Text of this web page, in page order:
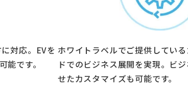
対応。EVを
です。
ホワイトラベルでご提供してい
ドでのビジネス展開を実現。ビ
せたカスタマイズも可能です。